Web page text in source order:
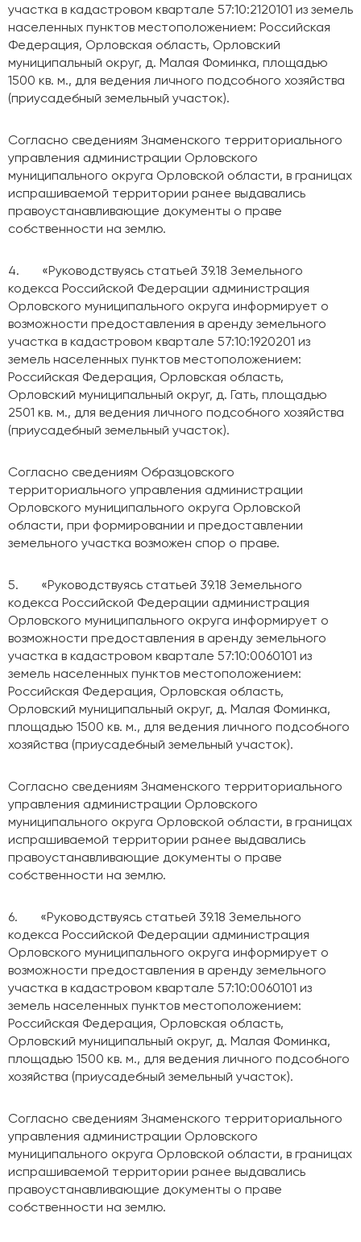
участка в кадастровом квартале 57:10:2120101 из земель
населенных пунктов местоположением: Российская
Федерация, Орловская область, Орловский
муниципальный округ, д. Малая Фоминка, площадью
1500 кв. м., для ведения личного подсобного хозяйства
(приусадебный земельный участок).
Согласно сведениям Знаменского территориального
управления администрации Орловского
муниципального округа Орловской области, в границах
испрашиваемой территории ранее выдавались
правоустанавливающие документы о праве
собственности на землю.
4. «Руководствуясь статьей 39.18 Земельного
кодекса Российской Федерации администрация
Орловского муниципального округа информирует о
возможности предоставления в аренду земельного
участка в кадастровом квартале 57:10:1920201 из
земель населенных пунктов местоположением:
Российская Федерация, Орловская область,
Орловский муниципальный округ, д. Гать, площадью
2501 кв. м., для ведения личного подсобного хозяйства
(приусадебный земельный участок).
Согласно сведениям Образцовского
территориального управления администрации
Орловского муниципального округа Орловской
области, при формировании и предоставлении
земельного участка возможен спор о праве.
5. «Руководствуясь статьей 39.18 Земельного
кодекса Российской Федерации администрация
Орловского муниципального округа информирует о
возможности предоставления в аренду земельного
участка в кадастровом квартале 57:10:0060101 из
земель населенных пунктов местоположением:
Российская Федерация, Орловская область,
Орловский муниципальный округ, д. Малая Фоминка,
площадью 1500 кв. м., для ведения личного подсобного
хозяйства (приусадебный земельный участок).
Согласно сведениям Знаменского территориального
управления администрации Орловского
муниципального округа Орловской области, в границах
испрашиваемой территории ранее выдавались
правоустанавливающие документы о праве
собственности на землю.
6. «Руководствуясь статьей 39.18 Земельного
кодекса Российской Федерации администрация
Орловского муниципального округа информирует о
возможности предоставления в аренду земельного
участка в кадастровом квартале 57:10:0060101 из
земель населенных пунктов местоположением:
Российская Федерация, Орловская область,
Орловский муниципальный округ, д. Малая Фоминка,
площадью 1500 кв. м., для ведения личного подсобного
хозяйства (приусадебный земельный участок).
Согласно сведениям Знаменского территориального
управления администрации Орловского
муниципального округа Орловской области, в границах
испрашиваемой территории ранее выдавались
правоустанавливающие документы о праве
собственности на землю.